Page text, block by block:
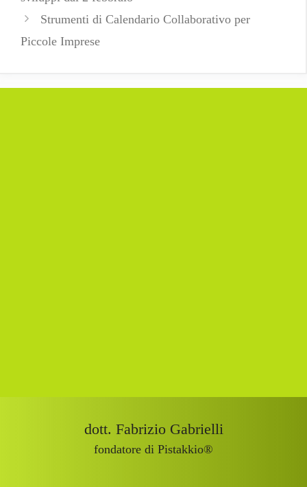
Strumenti di Calendario Collaborativo per
Piccole Imprese
dott. Fabrizio Gabrielli
fondatore di Pistakkio®